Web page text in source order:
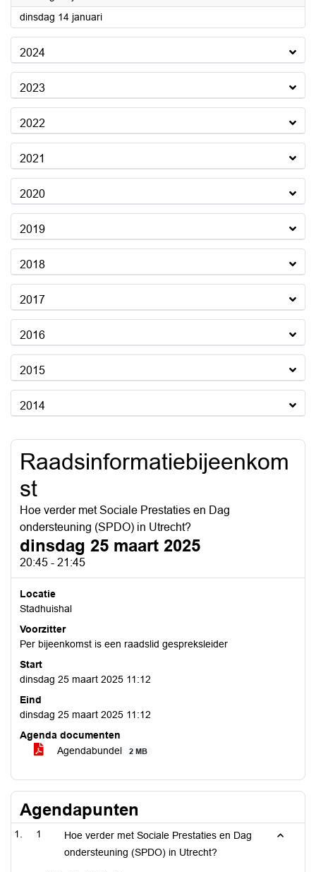
dinsdag 14 januari2025
2024
2023
2022
2021
2020
2019
2018
2017
2016
2015
2014
Raadsinformatiebijeenkom
st
Hoe verder met Sociale Prestaties en Dag
ondersteuning (SPDO) in Utrecht?
dinsdag 25 maart 2025
20:45 - 21:45
Locatie
Stadhuishal
Voorzitter
Per bijeenkomst is een raadslid gespreksleider
Start
dinsdag 25 maart 2025 11:12
Eind
dinsdag 25 maart 2025 11:12
Agenda documenten
Agendabundel
2 MB
Agendapunten
1
Hoe verder met Sociale Prestaties en Dag
ondersteuning (SPDO) in Utrecht?